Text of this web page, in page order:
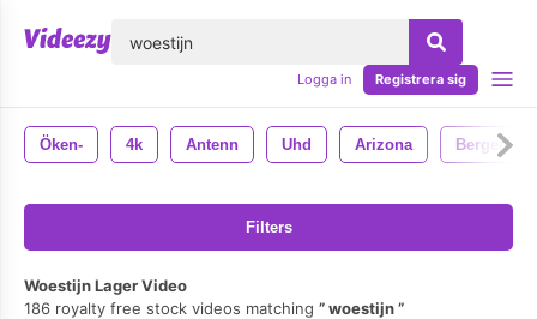
Logga in Registrera sig
Öken- 4k Antenn Uhd Arizona Bergen
Filters
Woestijn Lager Video
186 royalty free stock videos matching
woestijn